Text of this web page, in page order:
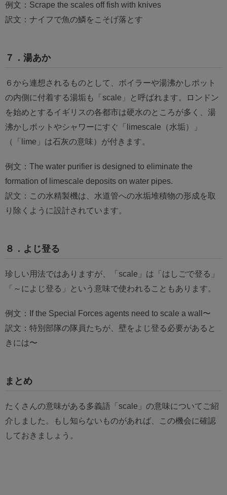
例文：Scrape the scales off fish with knives
訳文：ナイフで魚の鱗をこそげ落とす
７．湯あか
６から連想されるものとして、ボイラーや湯沸かしポット
の内側に付着する湯垢も「scale」と呼ばれます。ロンドン
を始めとするイギリスの各都市は硬水のところが多く、湯
沸かしポットやシャワーにすぐ「limescale（水垢）」
（「lime」は石灰の意味）が付きます。
例文：The water purifier is designed to eliminate the
formation of limescale deposits on water pipes.
訳文：この水精製機は、水道管への水垢堆積物の形成を取
り除くように設計されています。
８．よじ登る
珍しい用法ではありますが、「scale」は「はしごで登る」
「～によじ登る」という意味で使われることもあります。
例文：If the Special Forces agents need to scale a wall〜
訳文：特別部隊の隊員たちが、壁をよじ登る必要があると
きには〜
まとめ
たくさんの意味がある多義語「scale」の意味についてご紹
介しました。もし知らないものがあれば、この機会に確認
しておきましょう。